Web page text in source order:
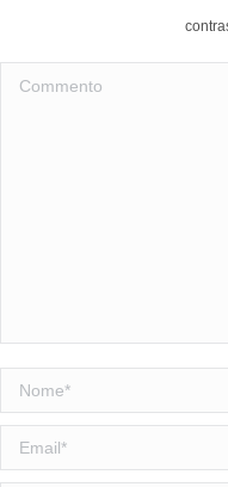
Commento
Nome *
Email *